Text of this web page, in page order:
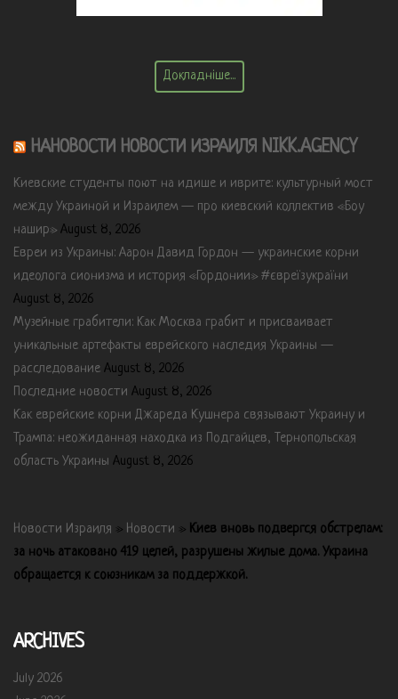
Докладніше...
НАНОВОСТИ НОВОСТИ ИЗРАИЛЯ NIKK.AGENCY
Киевские студенты поют на идише и иврите: культурный мост
между Украиной и Израилем — про киевский коллектив «Боу
нашир» August 8, 2026
Евреи из Украины: Аарон Давид Гордон — украинские корни
идеолога сионизма и история «Гордонии» #євреїзукраїни
August 8, 2026
Музейные грабители: Как Москва грабит и присваивает
уникальные артефакты еврейского наследия Украины —
расследование August 8, 2026
Последние новости August 8, 2026
Как еврейские корни Джареда Кушнера связывают Украину и
Трампа: неожиданная находка из Подгайцев, Тернопольская
область Украины August 8, 2026
Новости Израиля » Новости » Киев вновь подвергся обстрелам:
за ночь атаковано 419 целей, разрушены жилые дома. Украина
обращается к союзникам за поддержкой.
ARCHIVES
July 2026